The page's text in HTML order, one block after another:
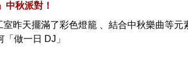
中秋派對！
昨天擺滿了彩色燈籠 、結合中秋樂曲等
做一日 DJ」